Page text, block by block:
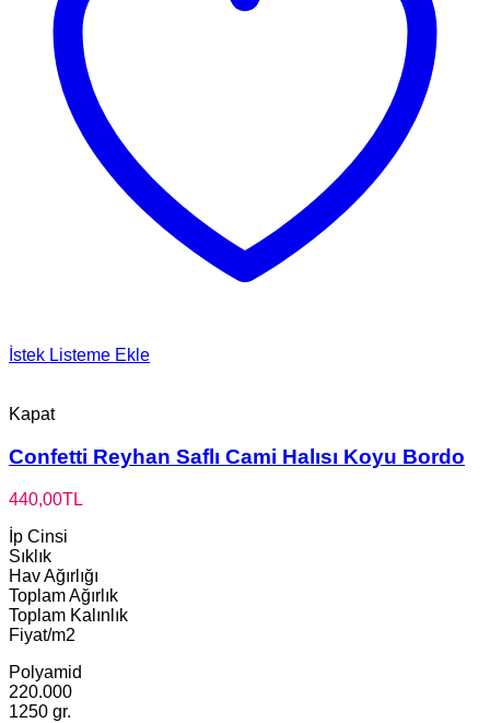
İstek Listeme Ekle
Kapat
Confetti Reyhan Saflı Cami Halısı Koyu Bordo
440,00TL
İp Cinsi
Sıklık
Hav Ağırlığı
Toplam Ağırlık
Toplam Kalınlık
Fiyat/m2
Polyamid
220.000
1250 gr.